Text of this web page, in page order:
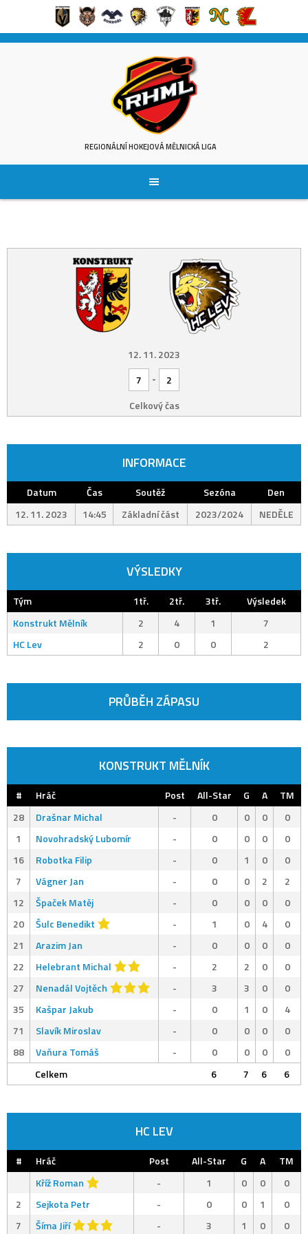
Skip
REGIONÁLNÍ HOKEJOVÁ MĚLNICKÁ LIGA
12. 11. 2023
7
-
2
Celkový čas
INFORMACE
Datum Čas Soutěž Sezóna
Den
12. 11. 2023
14:45 Základní část 2023/2024 NEDĚLE
VÝSLEDKY
Tým 1tř. 2tř. 3tř.
Výsledek
Konstrukt Mělník
2 4 1
7
HC Lev
2 0 0 2
PRŮBĚH ZÁPASU
KONSTRUKT MĚLNÍK
# Hráč Post All-Star G A
TM
28
Drašnar Michal - 0 0 0
0
1
Novohradský Lubomír - 0 0 0
0
16
Robotka Filip - 0 1 0
0
7
Vágner Jan - 0 0 2
2
12
Špaček Matěj - 0 0 0
0
20
Šulc Benedikt - 1 0 4
0
21
Arazim Jan - 0 0 0
0
22
Helebrant Michal - 2 2 0
0
27
Nenadál Vojtěch - 3 3 0
0
35
Kašpar Jakub - 0 1 0
4
71
Slavík Miroslav - 0 0 0
0
88
Vaňura Tomáš - 0 0 0
0
Celkem
6 7 6 6
HC LEV
# Hráč Post All-Star G A
TM
Kříž Roman
- 1 0 0
0
2
Sejkota Petr - 0 0 1
0
7
Šíma Jiří - 3 1 0 0